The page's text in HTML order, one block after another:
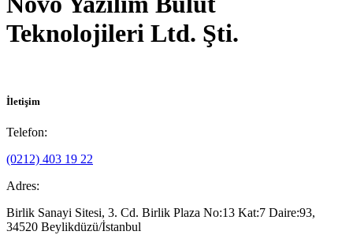
Teknolojileri Ltd. Şti.
İletişim
Telefon:
(0212) 403 19 22
Adres:
Birlik Sanayi Sitesi, 3. Cd. Birlik Plaza No:13 Kat:7 Daire:93,
34520 Beylikdüzü/İstanbul